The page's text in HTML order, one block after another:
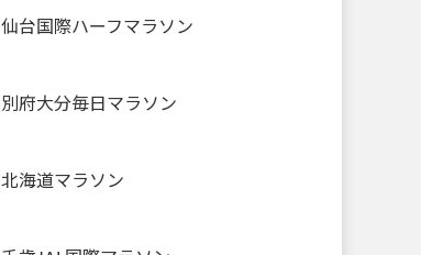
仙台国際ハーフマラソン
別府大分毎日マラソン
北海道マラソン